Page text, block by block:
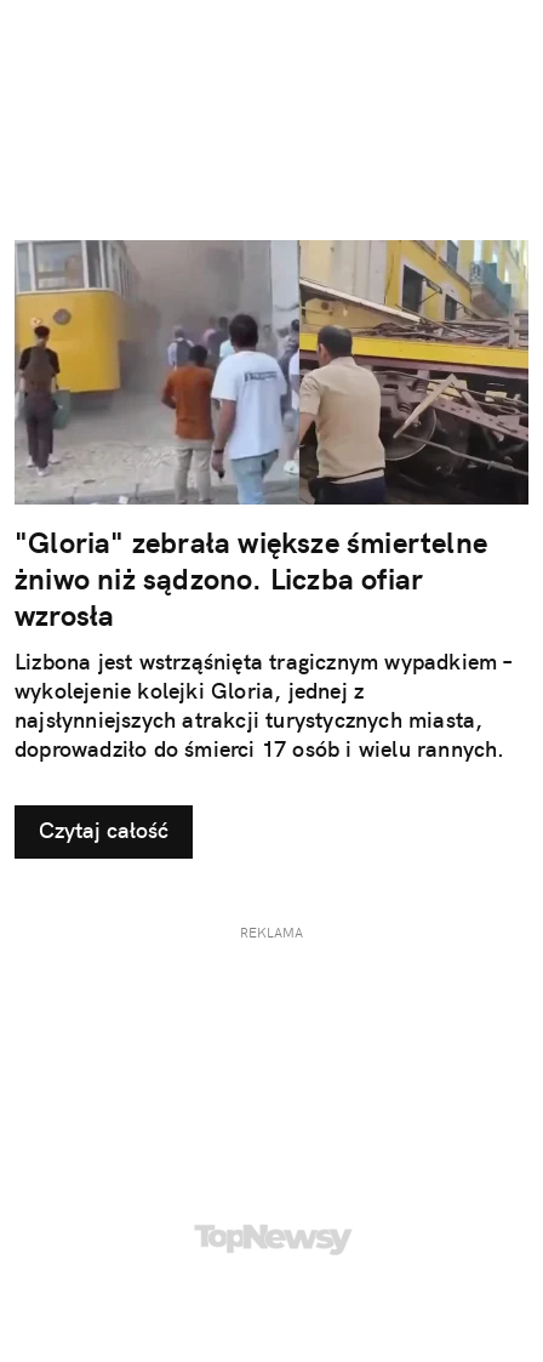
"Gloria" zebrała większe śmiertelne
żniwo niż sądzono. Liczba ofiar
wzrosła
Lizbona jest wstrząśnięta tragicznym wypadkiem –
wykolejenie kolejki Gloria, jednej z
najsłynniejszych atrakcji turystycznych miasta,
doprowadziło do śmierci 17 osób i wielu rannych.
Czytaj całość
REKLAMA